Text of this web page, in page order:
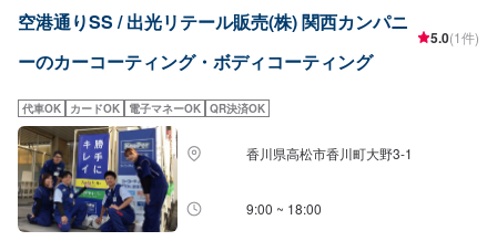
ズ）＜ダイヤモンドキーパー（作業時間：3〜8時間）＞人気メニュー！二層
コーティングで塗装の色をより濃く透明な艶を加える！ノーメンテで3年耐
久！（メンテありで5年耐久）⚪︎施工価格（車サイズ）49,900円（SSサイ
ズ）55,100円（Sサイズ）60,400円（Mサイズ）64,400円（Lサイズ）
分まで施工）⚪︎施工価格（車サイズ）74,600円（SSサイズ）83,000円（Sサ
イズ）90,300円（Mサイズ）96,600円（Lサイズ）106,100円（LLサイズ）
136,500円（XLサイズ）＜ダブルダイヤモンドキーパー（作業時間：4時間〜
1日）＞ダイヤモンドキーパーの下部のレジン被膜を2層重ねた三層コーティ
ング！ノーメンテで3年耐久！（メンテありで5年耐久）⚪︎施工価格（車サイ
ズ）72,200円（SSサイズ）79,900円（Sサイズ）87,600円（Mサイズ）
93,200円（Lサイズ）102,900円（LLサイズ）131,400円（XLサイズ）＜エコ
空港通りSS / 出光リテール販売(株) 関西カンパニ
ーのカーコーティング・ボディコーティング
5.0(1件)
代車OK カードOK 電子マネーOK QR決済OK
香川県高松市香川町大野3-1
9:00 ~ 18:00